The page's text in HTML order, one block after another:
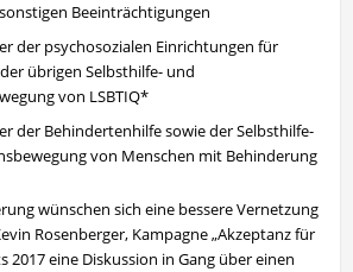
Beeinträchtigungen
der psychosozialen Einrichtungen für
übrigen Selbsthilfe- und
von LSBTIQ*
der Behindertenhilfe sowie der Selbsthilfe-
von Menschen mit Behinderung
wünschen sich eine bessere Vernetzung
Rosenberger, Kampagne „Akzeptanz für
2017 eine Diskussion in Gang über einen